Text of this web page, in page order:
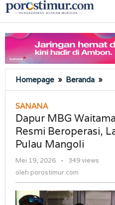
Lewati
ke
Homepage » Beranda »
di
SANANA
Dapur MBG
Resmi Beroperasi,
Pulau Mangoli
Mei 19, 2026
oleh
-
349 views
oleh porostimur.com